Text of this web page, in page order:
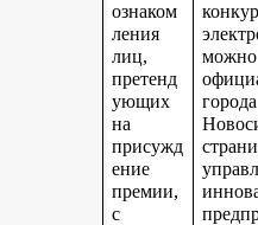
ознаком
ления
лиц,
претенд
ующих
на
присужд
ение
премии,
с
города